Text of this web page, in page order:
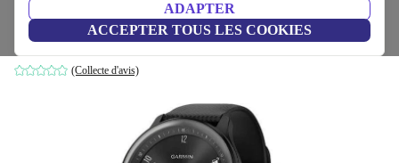
ADAPTER
ACCEPTER TOUS LES COOKIES
Garmin Vivomove Sport (2022)
Plastique | noir | noir
(Collecte d'avis)
185,00 €